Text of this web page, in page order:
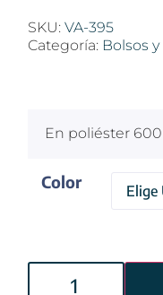
SKU: VA-395
Categoría: Bolsos
En poliéster
Color